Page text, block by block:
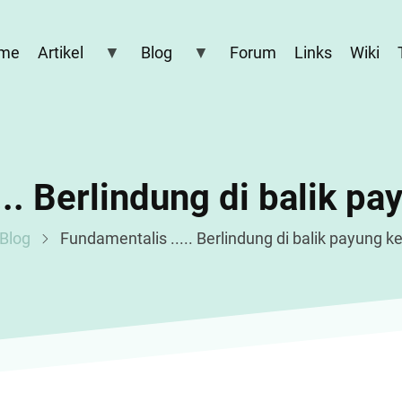
Artikel Blog Forum Links Wiki
Berlindung di balik
Blog Fundamentalis ..... Berlindung di balik payung